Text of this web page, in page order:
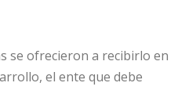
se ofrecieron a recibirlo en
el ente que debe